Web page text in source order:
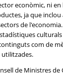
econòmic, ni
ja que
de
com de
de Ministres de